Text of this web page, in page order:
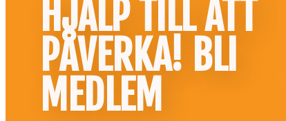
HJÄLP TILL ATT
PÅVERKA! BLI
MEDLEM